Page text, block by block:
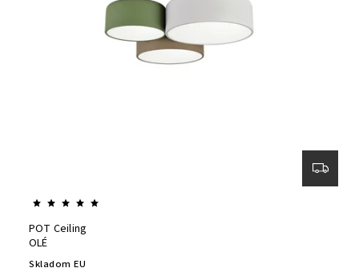
POT Ceiling
OLÉ
Skladom EU